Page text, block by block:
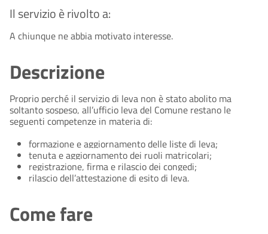
Il servizio è rivolto a:
A chiunque ne abbia motivato interesse.
Descrizione
Proprio perché il servizio di leva non è stato abolito ma
soltanto sospeso, all’ufficio leva del Comune restano le
seguenti competenze in materia di:
formazione e aggiornamento delle liste di leva;
tenuta e aggiornamento dei ruoli matricolari;
registrazione, firma e rilascio dei congedi;
rilascio dell’attestazione di esito di leva.
Come fare